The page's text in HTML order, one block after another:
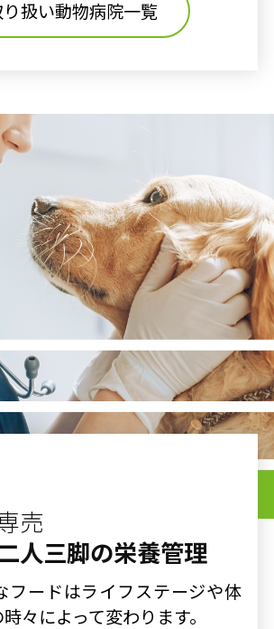
扱い動物病院一覧
売
人三脚の栄養管理
フードはライフステージや体
々によって変わります。